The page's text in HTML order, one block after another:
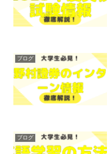
ブログ
ブログ